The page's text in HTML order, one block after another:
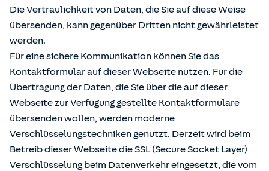
Die Vertraulichkeit von Daten, die Sie auf diese Weise
übersenden, kann gegenüber Dritten nicht gewährleistet
werden.
Für eine sichere Kommunikation können Sie das
Kontaktformular auf dieser Webseite nutzen. Für die
Übertragung der Daten, die Sie über die auf dieser
Webseite zur Verfügung gestellte Kontaktformulare
übersenden wollen, werden moderne
Verschlüsselungstechniken genutzt. Derzeit wird beim
Betreib dieser Webseite die SSL (Secure Socket Layer)
Verschlüsselung beim Datenverkehr eingesetzt, die vom